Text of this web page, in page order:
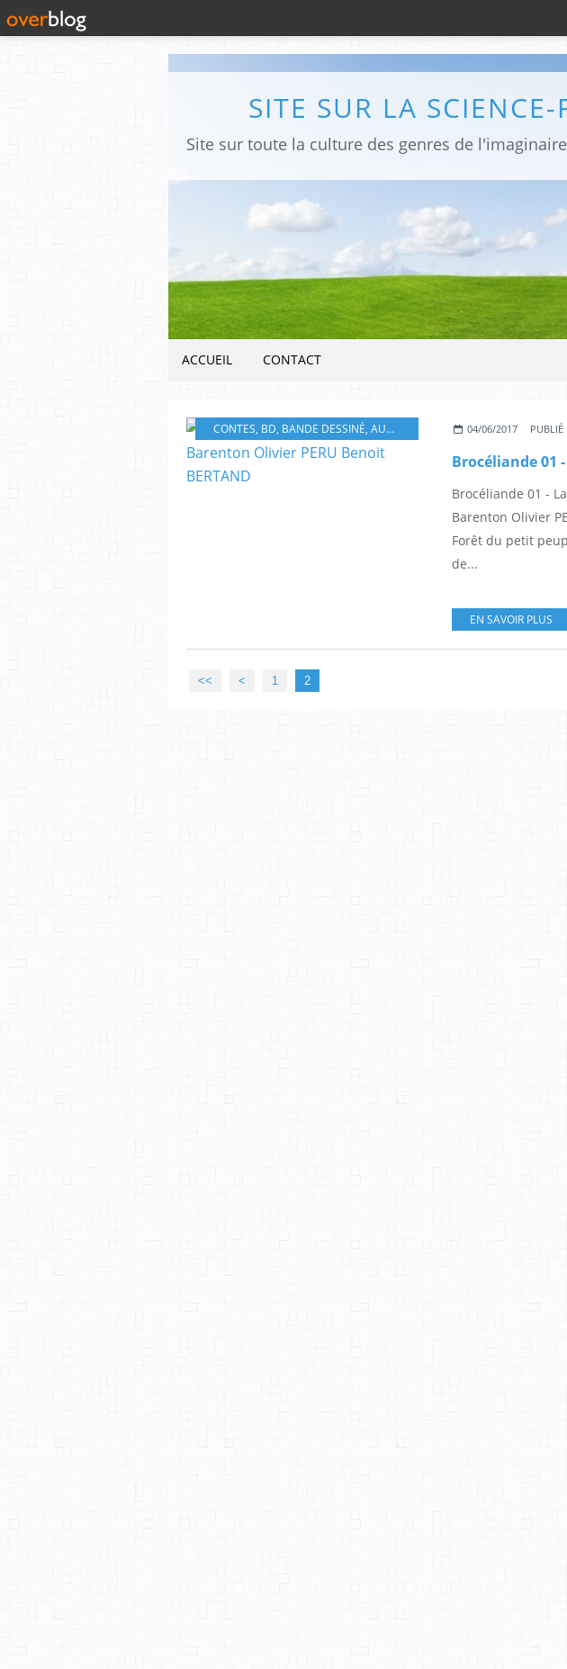
SITE SUR LA
ACCUEIL CONTACT
CONTES, BD, BANDE DESSINÉ, AUTEUR ALBUM,DÉMONS,LIVRES,
04/06/2017 PUBLIÉ
Brocéliande 01 -
Barenton Olivier
Forêt du petit
de...
EN SAVOIR PLUS
<< < 1 2